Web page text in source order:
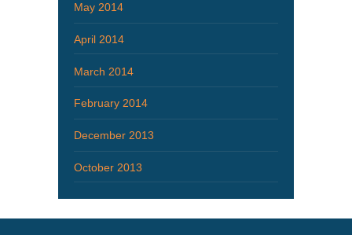
May 2014
April 2014
March 2014
February 2014
December 2013
October 2013